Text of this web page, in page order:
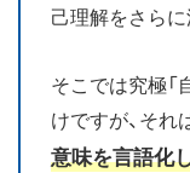
己理解をさら
そこでは究極「
けですが、そ
意味を言語化